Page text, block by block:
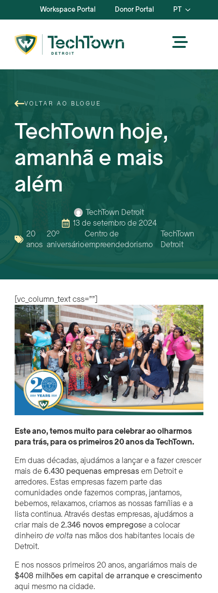
Workspace Portal Donor Portal PT
VOLTAR AO BLOGUE
TechTown hoje,
amanhã e mais
além
TechTown Detroit
13 de setembro de 2024
20
anos
20º
aniversário
Centro de
empreendedorismo
TechTown
Detroit
[vc_column_text css=””]
Este ano, temos muito para celebrar ao olharmos
para trás, para os primeiros 20 anos da TechTown.
Em duas décadas, ajudámos a lançar e a fazer crescer
mais de6.430 pequenas empresasem Detroit e
arredores. Estas empresas fazem parte das
comunidades onde fazemos compras, jantamos,
bebemos, relaxamos, criamos as nossas famílias e a
lista continua. Através destas empresas, ajudámos a
criar mais de2.346 novos empregose a colocar
dinheirode volta nas mãos dos habitantes locais de
Detroit.
E nos nossos primeiros 20 anos, angariámos mais de
$408 milhões em capital de arranque e crescimento
aqui mesmo na cidade.